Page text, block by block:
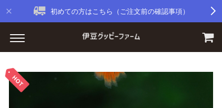
初めての方はこちら（ご注文前の確認事項）